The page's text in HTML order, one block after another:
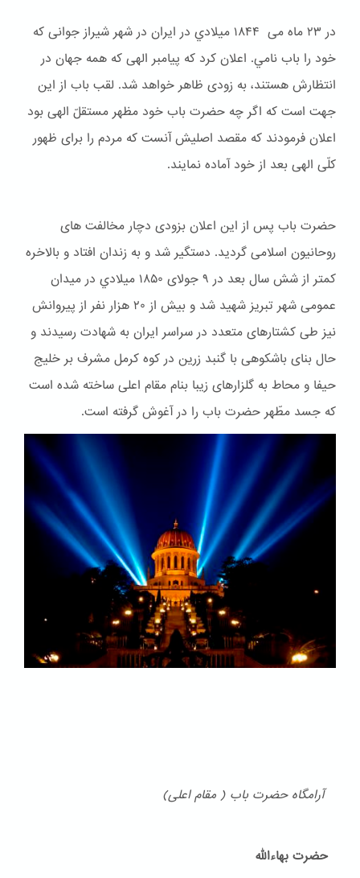
در ۲۳ ماه می ۱۸۴۴ ميلادي در ایران در شهر شیراز جوانی که
خود را باب نامي. اعلان کرد که پیامبر الهی که همه جهان در
انتظارش هستند، به زودی ظاهر خواهد شد. لقب باب از این
جهت است که اگر چه حضرت باب خود مظهر مستقلّ الهی بود
اعلان فرمودند که مقصد اصلیش آنست که مردم را برای ظهور
کلّی الهی بعد از خود آماده نمایند.
حضرت باب پس از این اعلان بزودی دچار مخالفت های
روحانیون اسلامی گردید. دستگیر شد و به زندان افتاد و بالاخره
کمتر از شش سال بعد در ۹ جولای ۱۸۵۰ ميلادي در میدان
عمومی شهر تبریز شهید شد و بیش از ۲۰ هزار نفر از پیروانش
نیز طی کشتارهای متعدد در سراسر ایران به شهادت رسیدند و
حال بنای باشكوهی با گنبد زرین در کوه کرمل مشرف بر خلیج
حیفا و محاط به گلزارهای زیبا بنام مقام اعلی ساخته شده است
که جسد مطّهر حضرت باب را در آغوش گرفته است.
آرامگاه حضرت باب ( مقام اعلی)
حضرت بهاءالله